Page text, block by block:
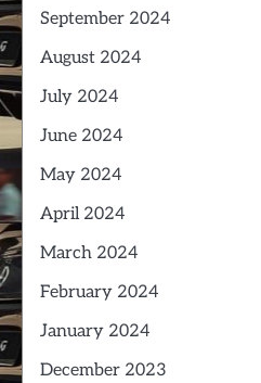
September 2024
August 2024
July 2024
June 2024
May 2024
April 2024
March 2024
February 2024
January 2024
December 2023